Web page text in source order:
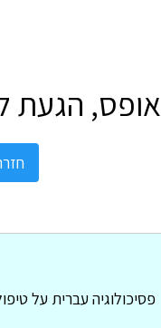
אופס, הגעת
פסיכולוגיה עברית על